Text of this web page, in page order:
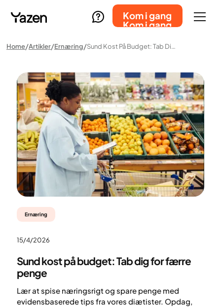
Kom i gang
Kom i gang
Home Artikler Ernæring Sund Kost På Budget: Tab Dig For Færre Penge
Ernæring
15/4/2026
Sund kost på budget: Tab dig for færre
penge
Lær at spise næringsrigt og spare penge med
evidensbaserede tips fra vores diætister. Opdag,